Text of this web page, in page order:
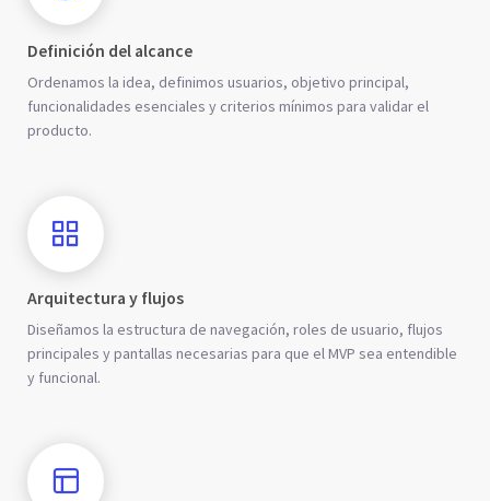
Definición del alcance
Ordenamos la idea, definimos usuarios, objetivo principal,
funcionalidades esenciales y criterios mínimos para validar el
producto.
Arquitectura y flujos
Diseñamos la estructura de navegación, roles de usuario, flujos
principales y pantallas necesarias para que el MVP sea entendible
y funcional.